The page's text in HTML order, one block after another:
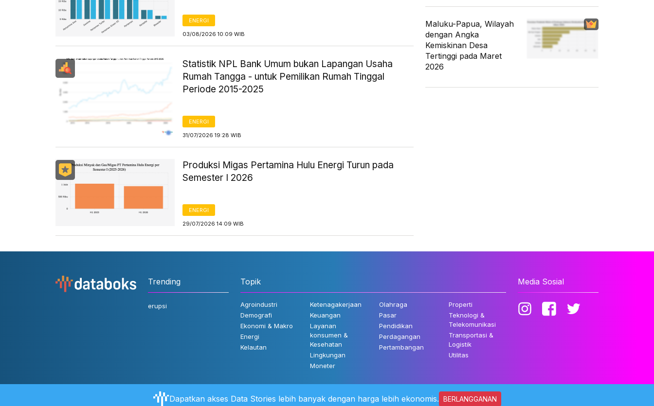
ENERGI
03/08/2026 10:09 WIB
Statistik NPL Bank Umum bukan Lapangan Usaha
Rumah Tangga - untuk Pemilikan Rumah Tinggal
Periode 2015-2025
ENERGI
31/07/2026 19:28 WIB
Produksi Migas Pertamina Hulu Energi Turun pada
Semester I 2026
ENERGI
29/07/2026 14:09 WIB
Maluku-Papua, Wilayah
dengan Angka
Kemiskinan Desa
Tertinggi pada Maret
2026
Trending
erupsi
Topik
Agroindustri
Demografi
Ekonomi & Makro
Energi
Kelautan
Ketenagakerjaan
Keuangan
Layanan
konsumen &
Kesehatan
Lingkungan
Moneter
Olahraga
Pasar
Pendidikan
Perdagangan
Pertambangan
Properti
Teknologi &
Telekomunikasi
Transportasi &
Logistik
Utilitas
Media Sosial
Aturan Pengguna FAQ Hubungi Kami ©2022 Katadata. Hak cipta dilindungi Undang-undang.
Dapatkan akses Data Stories lebih banyak dengan harga lebih ekonomis. BERLANGGANAN